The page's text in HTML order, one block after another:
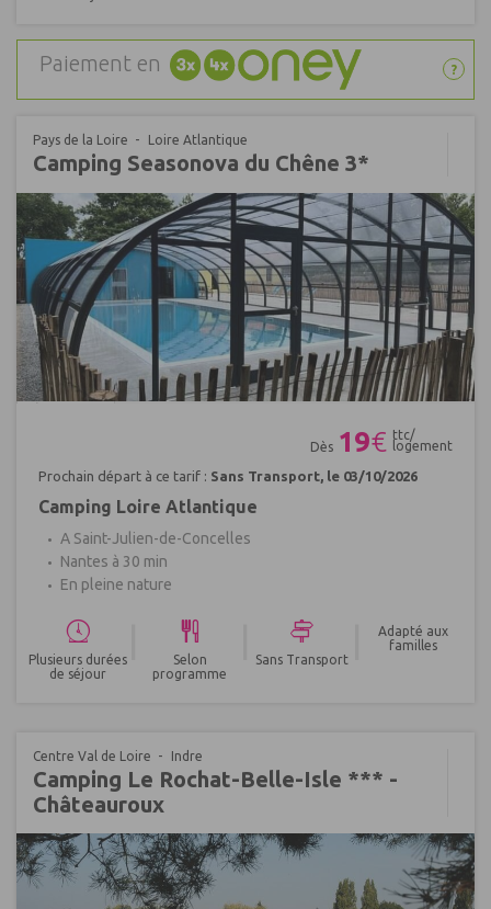
Paiement en ?
Pays de la Loire Loire Atlantique
Camping Seasonova du Chêne 3*
Dès 19€ ttc/
logement
Prochain départ à ce tarif : Sans Transport, le 03/10/2026
Camping Loire Atlantique
A Saint-Julien-de-Concelles
Nantes à 30 min
En pleine nature
Plusieurs durées
de séjour
Selon
programme
Sans Transport
Adapté aux
familles
Centre Val de Loire Indre
Camping Le Rochat-Belle-Isle *** -
Châteauroux